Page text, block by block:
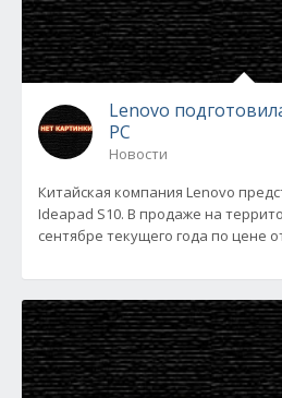
Lenovo
PC
Новости
Китайская компания Lenovo
Ideapad S10. В продаже на
сентябре текущего года по цене